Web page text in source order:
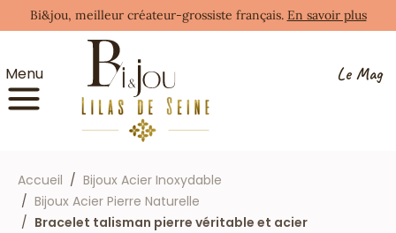
Bi&jou, meilleur créateur-grossiste français. En savoir plus
Menu Le Mag
Accueil
Bijoux Acier Inoxydable
Bijoux Acier Pierre Naturelle
Bracelet talisman pierre véritable et acier